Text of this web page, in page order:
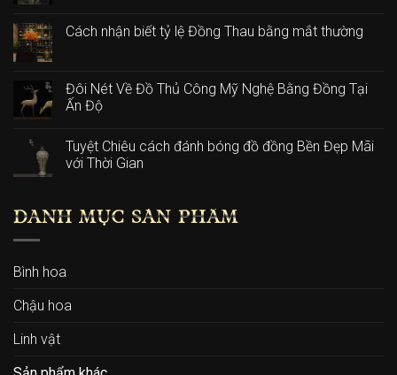
Cách nhận biết tỷ lệ Đồng Thau bằng mắt thường
Đôi Nét Về Đồ Thủ Công Mỹ Nghệ Bằng Đồng Tại
Ấn Độ
Tuyệt Chiêu cách đánh bóng đồ đồng Bền Đẹp Mãi
với Thời Gian
DANH MỤC SẢN PHẨM
Bình hoa
Chậu hoa
Linh vật